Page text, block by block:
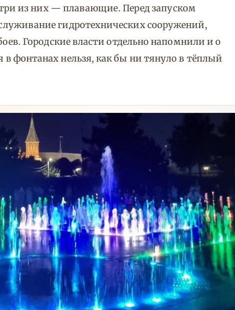
три из них — плавающие. Перед запуском
гидротехнических сооружений,
Городские власти отдельно напомнили и о
фонтанах нельзя, как бы ни тянуло в тёплый